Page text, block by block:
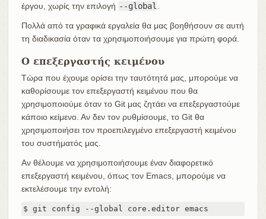
έργου, χωρίς την επιλογή --global
Πολλά από τα γραφικά εργαλεία θα μας βοηθήσουν σε αυτή
τη διαδικασία όταν τα χρησιμοποιήσουμε για πρώτη φορά.
Ο επεξεργαστής κειμένου
Τώρα που έχουμε ορίσει την ταυτότητά μας, μπορούμε να
καθορίσουμε τον επεξεργαστή κειμένου που θα
χρησιμοποιούμε όταν το Git μας ζητάει να επεξεργαστούμε
κάποιο κείμενο. Αν δεν τον ρυθμίσουμε, το Git θα
χρησιμοποιήσει τον προεπιλεγμένο επεξεργαστή κειμένου
του συστήματός μας.
Αν θέλουμε να χρησιμοποιήσουμε έναν διαφορετικό
επεξεργαστή κειμένου, όπως τον Emacs, μπορούμε να
εκτελέσουμε την εντολή:
$ git config --global core.editor emacs